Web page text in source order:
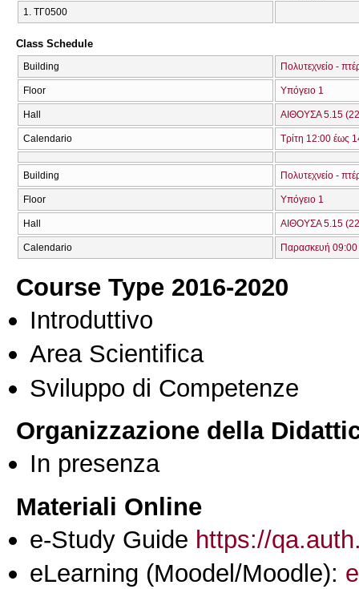
1. ΤΓ0500
Class Schedule
Building Πολυτεχνείο -
Floor Υπόγειο 1
Hall ΑΙΘΟΥΣΑ 5.15
Calendario Τρίτη 12:00 έως
Building Πολυτεχνείο -
Floor Υπόγειο 1
Hall ΑΙΘΟΥΣΑ 5.15
Calendario Παρασκευή
Course Type 2016-2020
Introduttivo
Area Scientifica
Sviluppo di Competenze
Organizzazione della
In presenza
Materiali Online
e-Study Guide https://
eLearning (Moodel/Moodle):